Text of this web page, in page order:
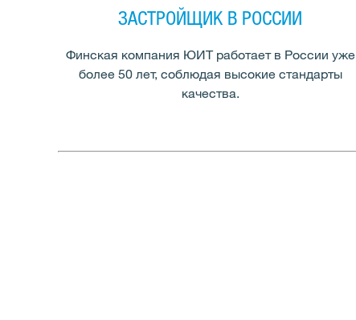
ЗАСТРОЙЩИК В РОССИИ
Финская компания ЮИТ работает в России уже
более 50 лет, соблюдая высокие стандарты
качества.